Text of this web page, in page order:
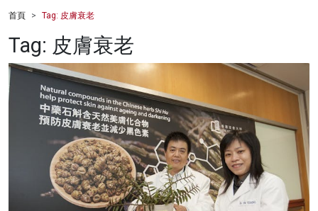
財經
健康
商業
科技
名家榜
首頁 Tag: 皮膚衰老
Tag: 皮膚衰老